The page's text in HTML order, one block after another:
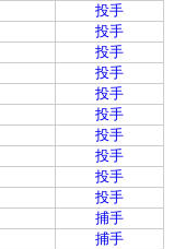
投手
投手
投手
投手
投手
投手
投手
投手
投手
投手
捕手
捕手